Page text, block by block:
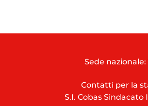
Sede
Contatti per la
S.I. Cobas